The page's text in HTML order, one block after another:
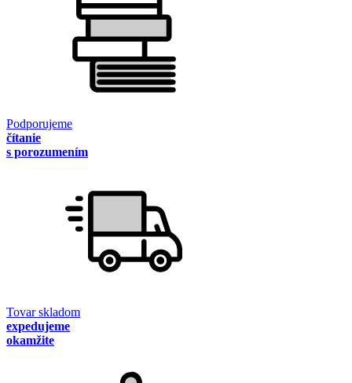
Podporujeme
čítanie
s porozumením
Tovar skladom
expedujeme
okamžite